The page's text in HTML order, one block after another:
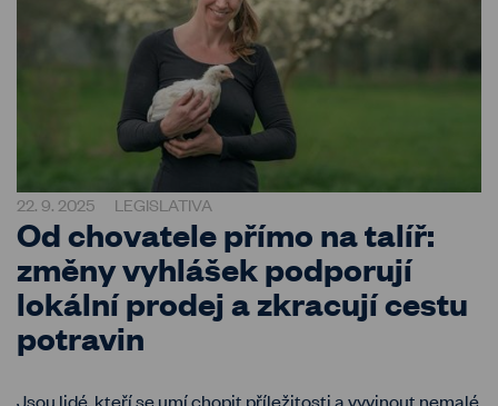
22. 9. 2025 LEGISLATIVA
Od chovatele přímo na talíř:
změny vyhlášek podporují
lokální prodej a zkracují cestu
potravin
Jsou lidé, kteří se umí chopit příležitosti a vyvinout nemalé